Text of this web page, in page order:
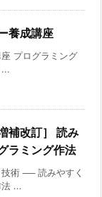
養成講座
プログラミング
補改訂］ 読み
ラミング作法
術 ── 読みやすく
...